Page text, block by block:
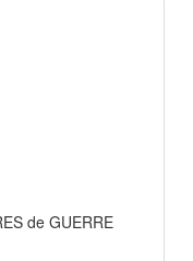
de GUERRE